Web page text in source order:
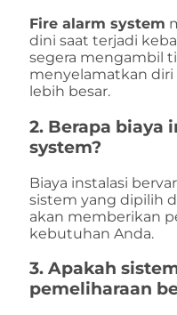
Fire alarm system
dini saat terjadi
segera mengambil
menyelamatkan
lebih besar.
2. Berapa biaya
system?
Biaya instalasi
sistem yang dipilih
akan memberikan
kebutuhan Anda.
3. Apakah
pemeliharaan